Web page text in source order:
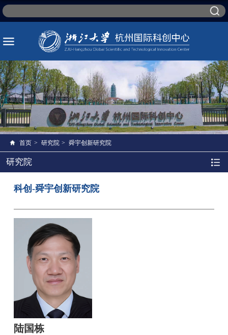
首页 > 研究院 > 舜宇创新研究院
研究院
科创-舜宇创新研究院
陆国栋